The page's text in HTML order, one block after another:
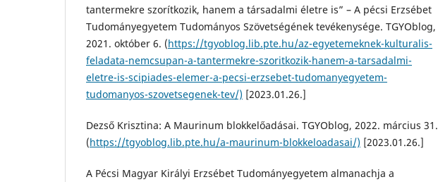
tantermekre szorítkozik, hanem a társadalmi életre is” – A pécsi Erzsébet
Tudományegyetem Tudományos Szövetségének tevékenysége. TGYOblog,
2021. október 6. (https://tgyoblog.lib.pte.hu/az-egyetemeknek-kulturalis-
feladata-nemcsupan-a-tantermekre-szoritkozik-hanem-a-tarsadalmi-
eletre-is-scipiades-elemer-a-pecsi-erzsebet-tudomanyegyetem-
tudomanyos-szovetsegenek-tev/) [2023.01.26.]
Dezső Krisztina: A Maurinum blokkelőadásai. TGYOblog, 2022. március 31.
(https://tgyoblog.lib.pte.hu/a-maurinum-blokkeloadasai/) [2023.01.26.]
A Pécsi Magyar Királyi Erzsébet Tudományegyetem almanachja a